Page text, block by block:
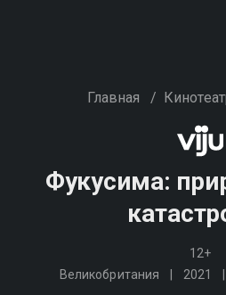
Главная /
Фукусима:
12+
Великобритания
2021